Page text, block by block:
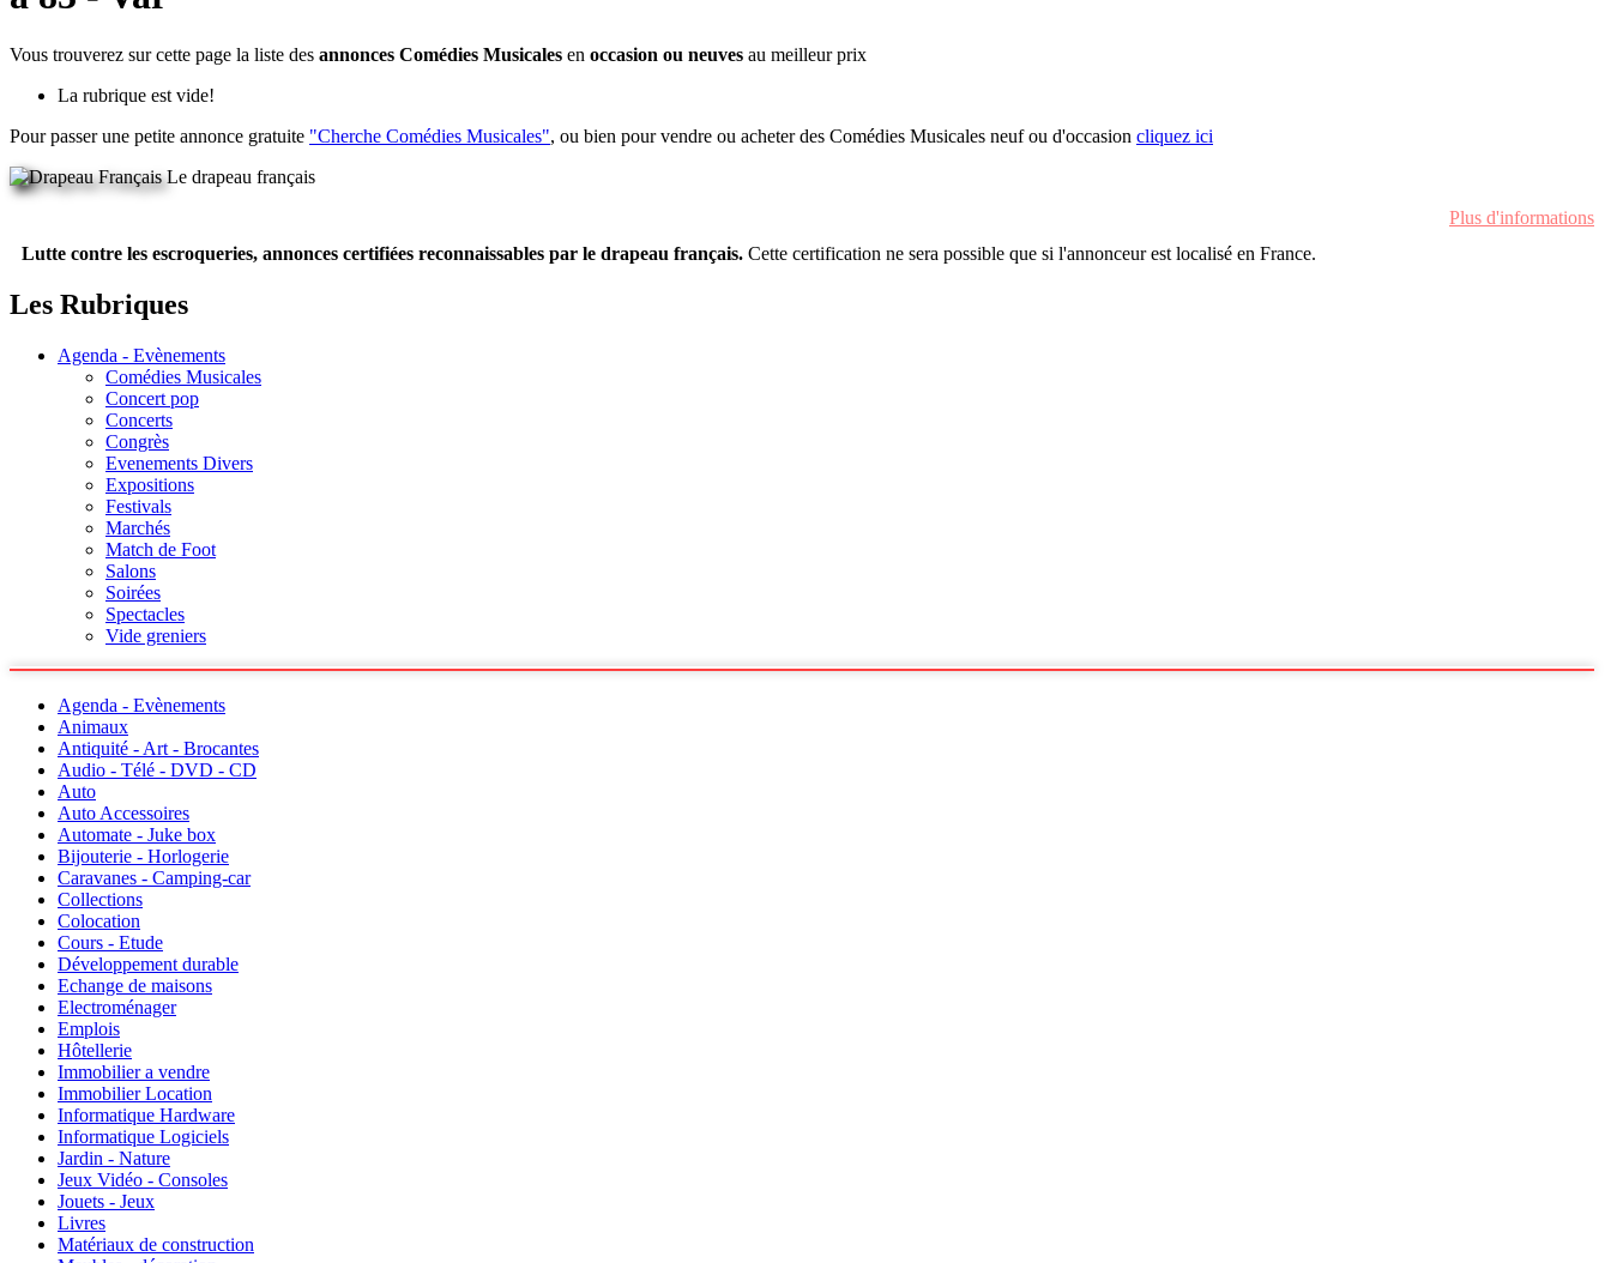
Vous trouverez sur cette page la liste des annonces Comédies Musicales en occasion ou neuves au meilleur prix
La rubrique est vide!
Pour passer une petite annonce gratuite "Cherche Comédies Musicales", ou bien pour vendre ou acheter des Comédies Musicales neuf ou d'occasion cliquez ici
Le drapeau français
Plus d'informations
Lutte contre les escroqueries, annonces certifiées reconnaissables par le drapeau français. Cette certification ne sera possible que si l'annonceur est localisé en France.
Les Rubriques
Agenda - Evènements
Comédies Musicales
Concert pop
Concerts
Congrès
Evenements Divers
Expositions
Festivals
Marchés
Match de Foot
Salons
Soirées
Spectacles
Vide greniers
Agenda - Evènements
Animaux
Antiquité - Art - Brocantes
Audio - Télé - DVD - CD
Auto
Auto Accessoires
Automate - Juke box
Bijouterie - Horlogerie
Caravanes - Camping-car
Collections
Colocation
Cours - Etude
Développement durable
Echange de maisons
Electroménager
Emplois
Hôtellerie
Immobilier a vendre
Immobilier Location
Informatique Hardware
Informatique Logiciels
Jardin - Nature
Jeux Vidéo - Consoles
Jouets - Jeux
Livres
Matériaux de construction